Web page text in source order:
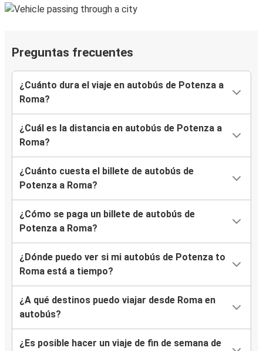
Preguntas frecuentes
¿Cuánto dura el viaje en autobús de Potenza a
Roma?
¿Cuál es la distancia en autobús de Potenza a
Roma?
¿Cuánto cuesta el billete de autobús de
Potenza a Roma?
¿Cómo se paga un billete de autobús de
Potenza a Roma?
¿Dónde puedo ver si mi autobús de Potenza to
Roma está a tiempo?
¿A qué destinos puedo viajar desde Roma en
autobús?
¿Es posible hacer un viaje de fin de semana de